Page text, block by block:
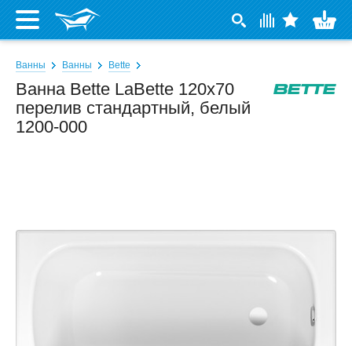
Ванны Ванны Bette
Ванна Bette LaBette 120x70
перелив стандартный, белый
1200-000